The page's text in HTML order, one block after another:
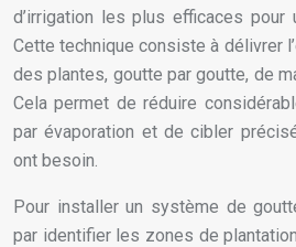
d’irrigation les plus efficaces pour
Cette technique consiste à délivrer
des plantes, goutte par goutte, de
Cela permet de réduire
par évaporation et de cibler
ont besoin.
Pour installer un système de
par identifier les zones de